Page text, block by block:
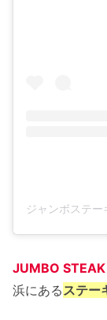
JUMBO STEAK
浜にある ステー